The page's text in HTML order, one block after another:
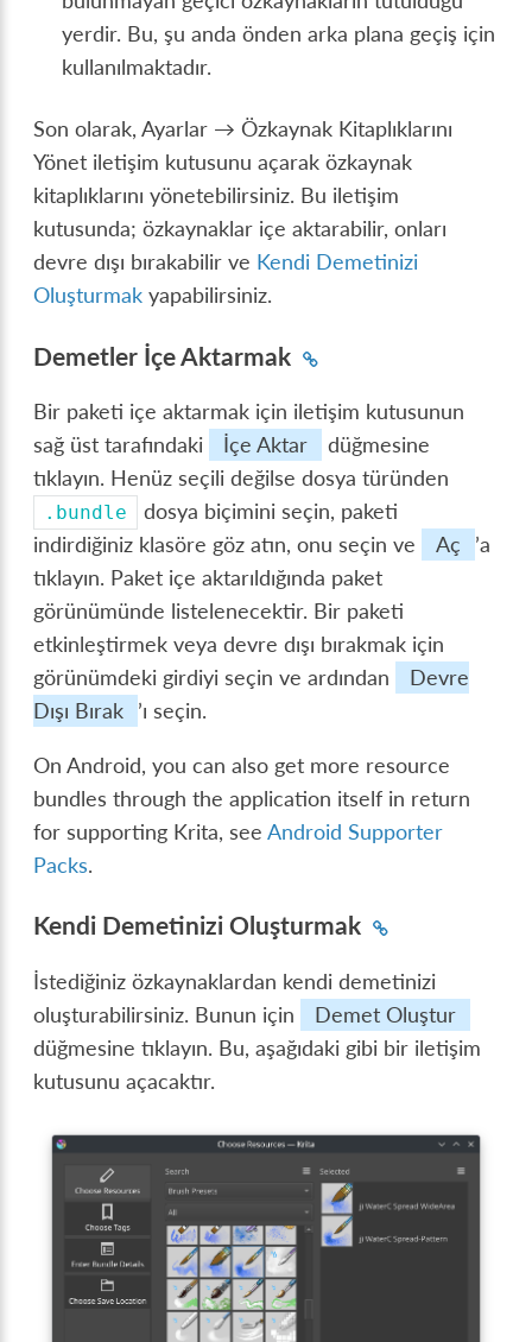
yerdir. Bu, şu anda önden arka plana geçiş için
kullanılmaktadır.
Son olarak,Ayarlar → Özkaynak Kitaplıklarını
Yönet iletişim kutusunu açarak özkaynak
kitaplıklarını yönetebilirsiniz. Bu iletişim
kutusunda; özkaynaklar içe aktarabilir, onları
devre dışı bırakabilir ve Kendi Demetinizi
Oluşturmak yapabilirsiniz.
Demetler İçe Aktarmak
Bir paketi içe aktarmak için iletişim kutusunun
sağ üst tarafındaki
İçe Aktar
düğmesine
tıklayın. Henüz seçili değilse dosya türünden
.bundle
dosya biçimini seçin, paketi
indirdiğiniz klasöre göz atın, onu seçin ve
Aç
’a
tıklayın. Paket içe aktarıldığında paket
görünümünde listelenecektir. Bir paketi
etkinleştirmek veya devre dışı bırakmak için
görünümdeki girdiyi seçin ve ardından
Devre
Dışı Bırak
’ı seçin.
On Android, you can also get more resource
bundles through the application itself in return
for supporting Krita, seeAndroid Supporter
Packs.
Kendi Demetinizi Oluşturmak
İstediğiniz özkaynaklardan kendi demetinizi
oluşturabilirsiniz. Bunun için
Demet Oluştur
düğmesine tıklayın. Bu, aşağıdaki gibi bir iletişim
kutusunu açacaktır.